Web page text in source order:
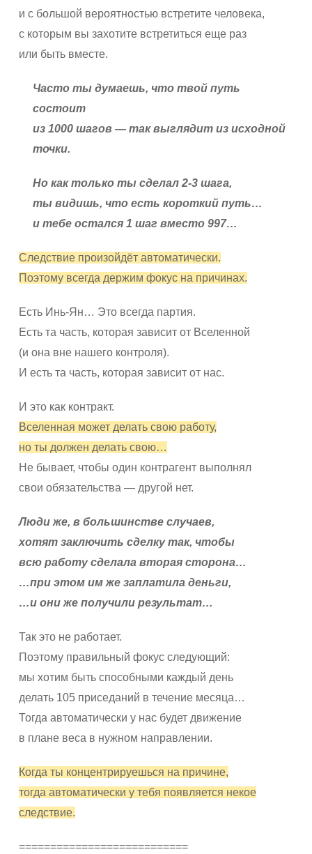
и с большой вероятностью встретите человека,
с которым вы захотите встретиться еще раз
или быть вместе.
Часто ты думаешь, что твой путь
состоит
из 1000 шагов — так выглядит из исходной
точки.
Но как только ты сделал 2-3 шага,
ты видишь, что есть короткий путь…
и тебе остался 1 шаг вместо 997…
Следствие произойдёт автоматически.
Поэтому всегда держим фокус на причинах.
Есть Инь-Ян… Это всегда партия.
Есть та часть, которая зависит от Вселенной
(и она вне нашего контроля).
И есть та часть, которая зависит от нас.
И это как контракт.
Вселенная может делать свою работу,
но ты должен делать свою…
Не бывает, чтобы один контрагент выполнял
свои обязательства — другой нет.
Люди же, в большинстве случаев,
хотят заключить сделку так, чтобы
всю работу сделала вторая сторона…
…при этом им же заплатила деньги,
…и они же получили результат…
Так это не работает.
Поэтому правильный фокус следующий:
мы хотим быть способными каждый день
делать 105 приседаний в течение месяца…
Тогда автоматически у нас будет движение
в плане веса в нужном направлении.
Когда ты концентрируешься на причине,
тогда автоматически у тебя появляется некое
следствие.
===========================